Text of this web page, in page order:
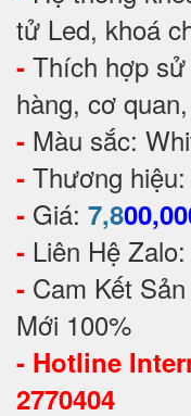
tử Led, khoá
- Thích hợp
hàng, cơ
- Màu sắc:
- Thương
- Giá: 7,8
- Liên Hệ
- Cam Kết
Mới 100%
- Hotline
2770404